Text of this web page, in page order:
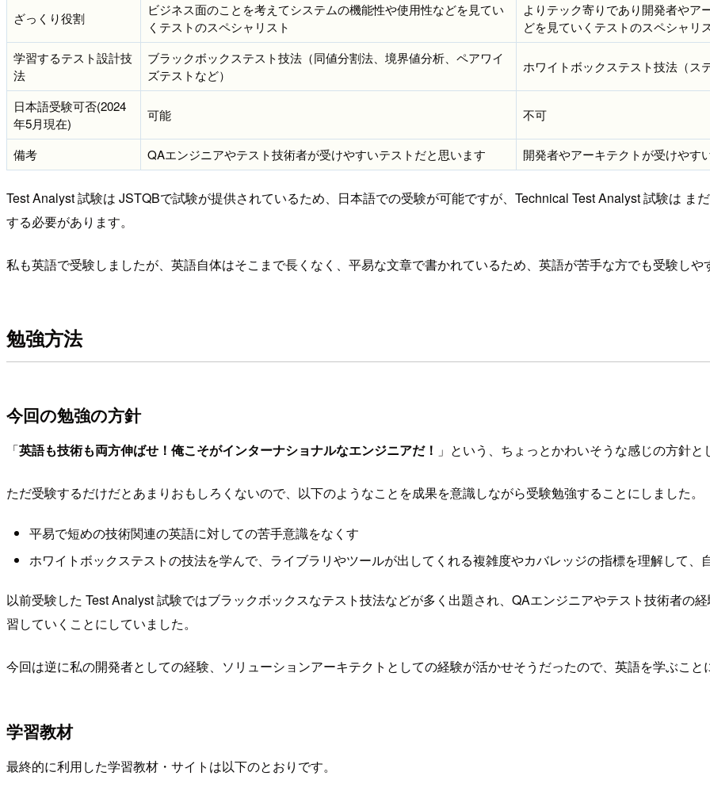
ざっくり役割
ビジネス面のことを考えてシステムの機能性や使用性などを見てい
くテストのスペシャリスト
よりテック寄りであり開発者やア
どを見ていくテストのスペシャリ
学習するテスト設計技
法
ブラックボックステスト技法（同値分割法、境界値分析、ペアワイ
ズテストなど）
ホワイトボックステスト技法（ス
日本語受験可否(2024
年5月現在)
可能 不可
備考 QAエンジニアやテスト技術者が受けやすいテストだと思います 開発者やアーキテクトが受けやす
Test Analyst 試験は JSTQBで試験が提供されているため、日本語での受験が可能ですが、Technical Test Analyst 試験は
する必要があります。
私も英語で受験しましたが、英語自体はそこまで長くなく、平易な文章で書かれているため、英語が苦手な方でも受験しや
勉強方法
今回の勉強の方針
「英語も技術も両方伸ばせ！俺こそがインターナショナルなエンジニアだ！ 」という、ちょっとかわいそうな感じの方針と
ただ受験するだけだとあまりおもしろくないので、以下のようなことを成果を意識しながら受験勉強することにしました。
平易で短めの技術関連の英語に対しての苦手意識をなくす
ホワイトボックステストの技法を学んで、ライブラリやツールが出してくれる複雑度やカバレッジの指標を理解して、
以前受験した Test Analyst 試験ではブラックボックスなテスト技法などが多く出題され、QAエンジニアやテスト技術者の
習していくことにしていました。
今回は逆に私の開発者としての経験、ソリューションアーキテクトとしての経験が活かせそうだったので、英語を学ぶこと
学習教材
最終的に利用した学習教材・サイトは以下のとおりです。